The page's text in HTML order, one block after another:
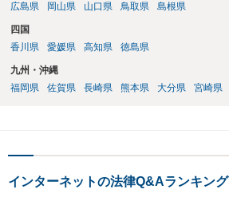
広島県
岡山県 山口県 鳥取県 島根県
四国
香川県
愛媛県 高知県 徳島県
九州・沖縄
福岡県
佐賀県 長崎県 熊本県 大分県 宮崎県
インターネットの法律Q&Aランキング